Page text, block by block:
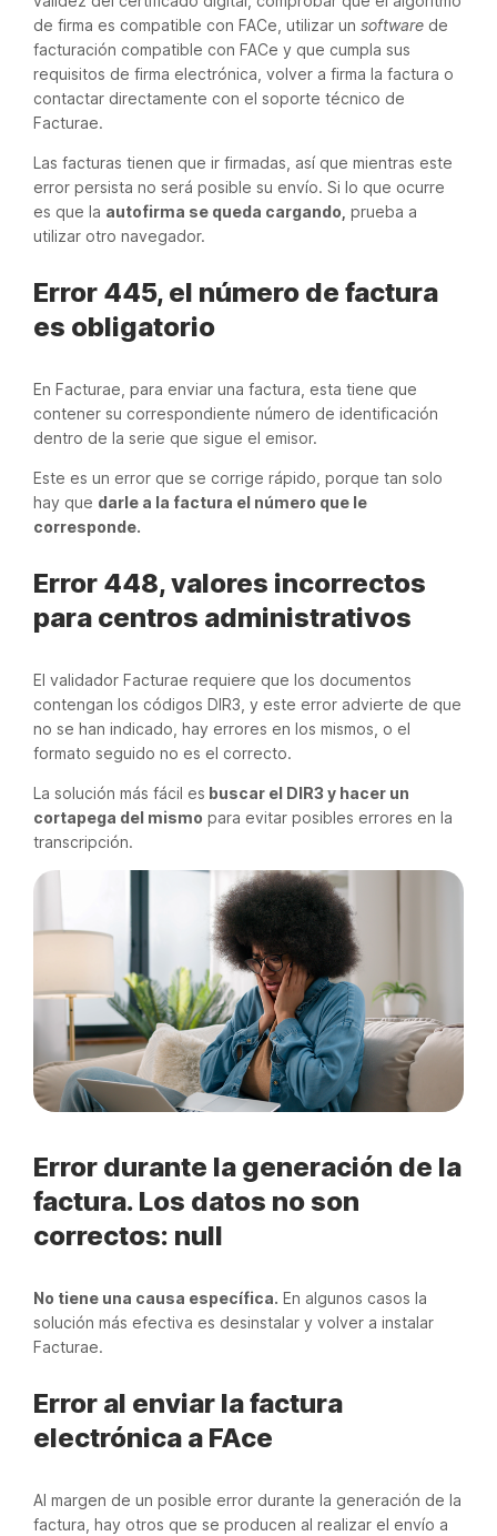
de firma es compatible con FACe, utilizar un software de
facturación compatible con FACe y que cumpla sus
requisitos de firma electrónica, volver a firma la factura o
contactar directamente con el soporte técnico de
Facturae.
Las facturas tienen que ir firmadas, así que mientras este
error persista no será posible su envío. Si lo que ocurre
es que la autofirma se queda cargando, prueba a
utilizar otro navegador.
Error 445, el número de factura
es obligatorio
En Facturae, para enviar una factura, esta tiene que
contener su correspondiente número de identificación
dentro de la serie que sigue el emisor.
Este es un error que se corrige rápido, porque tan solo
hay que darle a la factura el número que le
corresponde.
Error 448, valores incorrectos
para centros administrativos
El validador Facturae requiere que los documentos
contengan los códigos DIR3, y este error advierte de que
no se han indicado, hay errores en los mismos, o el
formato seguido no es el correcto.
La solución más fácil es buscar el DIR3 y hacer un
cortapega del mismo para evitar posibles errores en la
transcripción.
Error durante la generación de la
factura. Los datos no son
correctos: null
No tiene una causa específica. En algunos casos la
solución más efectiva es desinstalar y volver a instalar
Facturae.
Error al enviar la factura
electrónica a FAce
Al margen de un posible error durante la generación de la
factura, hay otros que se producen al realizar el envío a